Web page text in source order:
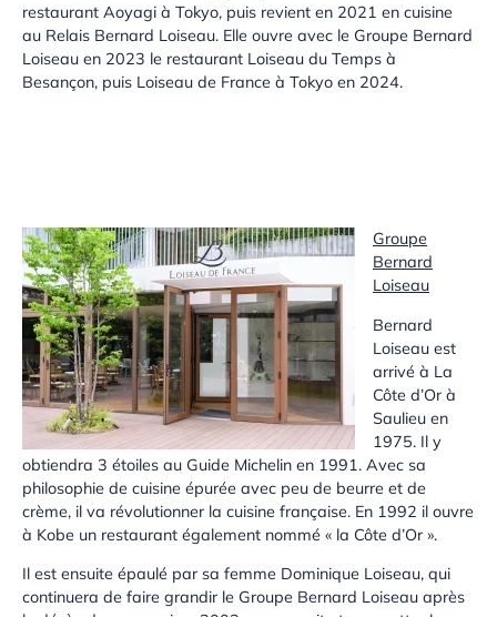
restaurant Aoyagi à Tokyo, puis revient en 2021 en cuisine
au Relais Bernard Loiseau. Elle ouvre avec le Groupe Bernard
Loiseau en 2023 le restaurant Loiseau du Temps à
Besançon, puis Loiseau de France à Tokyo en 2024.
Groupe
Bernard
Loiseau
Bernard
Loiseau est
arrivé à La
Côte d’Or à
Saulieu en
1975. Il y
obtiendra 3 étoiles au Guide Michelin en 1991. Avec sa
philosophie de cuisine épurée avec peu de beurre et de
crème, il va révolutionner la cuisine française. En 1992 il ouvre
à Kobe un restaurant également nommé « la Côte d’Or ».
Il est ensuite épaulé par sa femme Dominique Loiseau, qui
continuera de faire grandir le Groupe Bernard Loiseau après